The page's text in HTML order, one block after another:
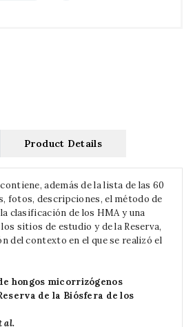
Product Details
además de la lista de las 60
fotos, descripciones, el método de
clasificación de los HMA y una
sitios de estudio y de la Reserva,
del contexto en el que se realizó el
hongos micorrizógenos
de la Biósfera de los
al.